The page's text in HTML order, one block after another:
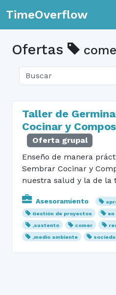
TimeOverflow
Ofertas
Taller de
Cocinar y
Oferta grupal
Enseño de manera
Sembrar Cocinar y
nuestra salud y la de la
Asesoramiento
Gestión de proyectos
en
,sustento
comer
,medio ambiente